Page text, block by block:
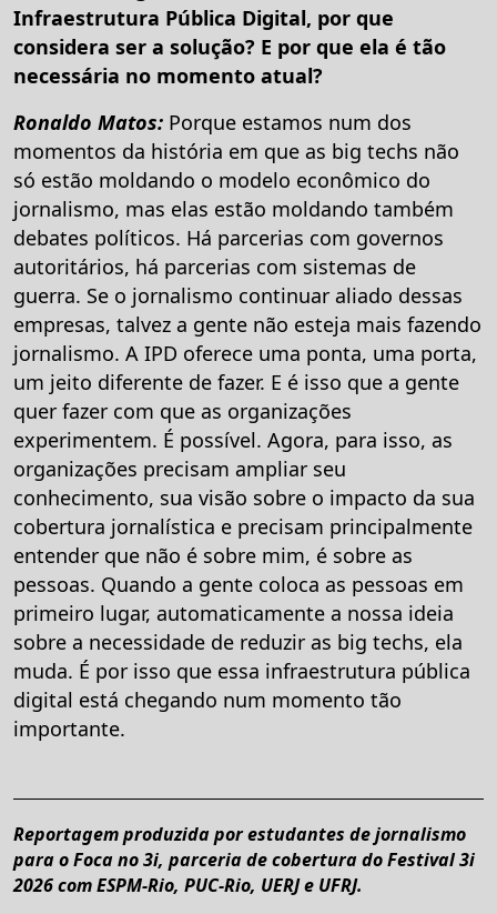
Infraestrutura Pública Digital, por que
considera ser a solução? E por que ela é tão
necessária no momento atual?
Ronaldo Matos: Porque estamos num dos
momentos da história em que as big techs não
só estão moldando o modelo econômico do
jornalismo, mas elas estão moldando também
debates políticos. Há parcerias com governos
autoritários, há parcerias com sistemas de
guerra. Se o jornalismo continuar aliado dessas
empresas, talvez a gente não esteja mais fazendo
jornalismo. A IPD oferece uma ponta, uma porta,
um jeito diferente de fazer. E é isso que a gente
quer fazer com que as organizações
experimentem. É possível. Agora, para isso, as
organizações precisam ampliar seu
conhecimento, sua visão sobre o impacto da sua
cobertura jornalística e precisam principalmente
entender que não é sobre mim, é sobre as
pessoas. Quando a gente coloca as pessoas em
primeiro lugar, automaticamente a nossa ideia
sobre a necessidade de reduzir as big techs, ela
muda. É por isso que essa infraestrutura pública
digital está chegando num momento tão
importante.
Reportagem produzida por estudantes de jornalismo
para o Foca no 3i, parceria de cobertura do Festival 3i
2026 com ESPM-Rio, PUC-Rio, UERJ e UFRJ.